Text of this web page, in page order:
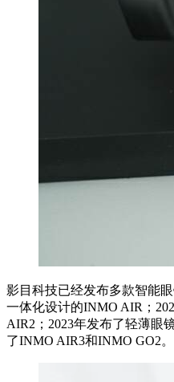
影目科技已经发布多款智能
一体化设计的INMO AIR；
AIR2；2023年发布了轻薄眼
了INMO AIR3和INMO GO2。